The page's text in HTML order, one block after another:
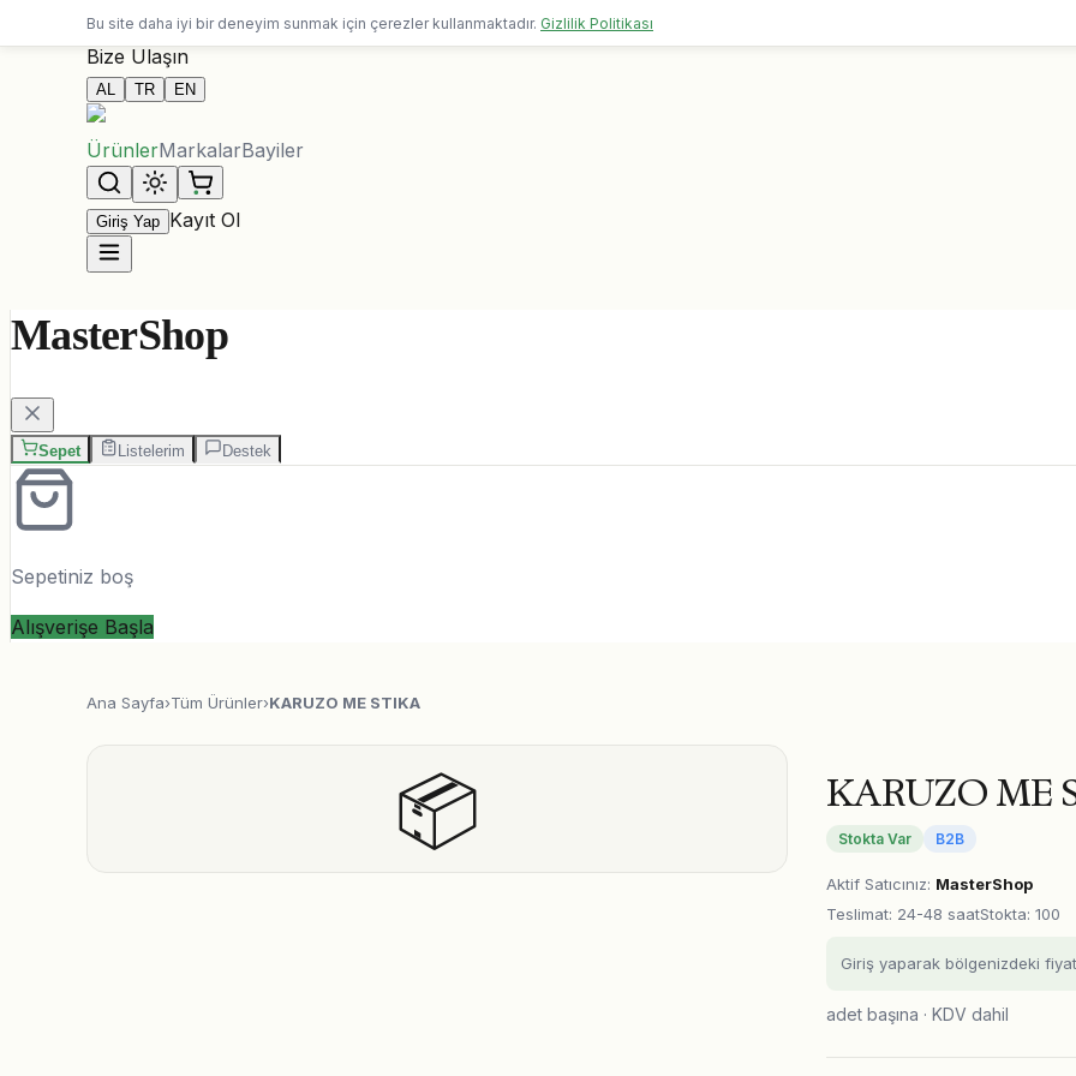
10.000 ALL üzeri siparişlerde ücretsiz kargo
Bize Ulaşın
AL TR EN
ÜrünlerMarkalarBayiler
Giriş Yap Kayıt Ol
MasterShop
Sepet Listelerim Destek
Sepetiniz boş
Alışverişe Başla
Ana Sayfa›Tüm Ürünler›KARUZO ME STIKA
📦 KARUZO ME
Stokta Var B2B
Aktif Satıcınız: MasterShop
Teslimat: 24-48 saatStokta: 100
Giriş yaparak bölgenizdeki
adet başına · KDV dahil
Bu site daha iyi bir deneyim sunmak için çerezler kullanmaktadır. Gizlilik Politikası